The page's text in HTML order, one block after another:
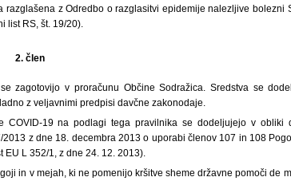
z Odredbo o razglasitvi epidemije nalezljive bolezni
list RS, št. 19/20).
2. člen
zagotovijo v proračunu Občine Sodražica. Sredstva se
z veljavnimi predpisi davčne zakonodaje.
COVID-19 na podlagi tega pravilnika se dodeljujejo v obliki
z dne 18. decembra 2013 o uporabi členov 107 in 108
EU L 352/1, z dne 24. 12. 2013).
in v mejah, ki ne pomenijo kršitve sheme državne pomoči de